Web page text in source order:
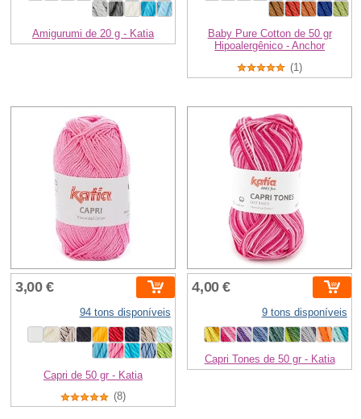
Amigurumi de 20 g - Katia
Baby Pure Cotton de 50 gr
Hipoalergênico - Anchor
(1)
3,00 €
94 tons disponíveis
Capri de 50 gr - Katia
(8)
4,00 €
9 tons disponíveis
Capri Tones de 50 gr - Katia